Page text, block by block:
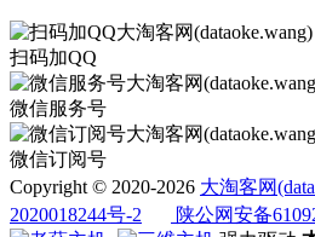
扫码加QQ
微信服务号
微信订阅号
Copyright © 2020-2026 大淘客网
2020018244号-2
陕公网安备